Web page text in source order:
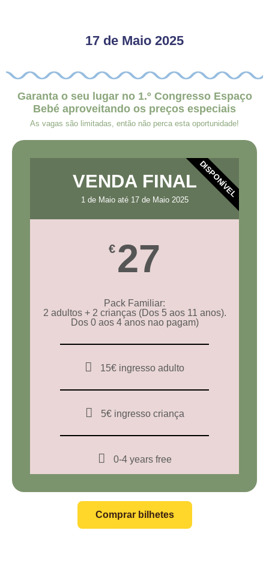
17 de Maio 2025
Garanta o seu lugar no 1.º Congresso Espaço
Bebé aproveitando os preços especiais
As vagas são limitadas, então não perca esta oportunidade!
VENDA FINAL
1 de Maio até 17 de Maio 2025
€ 27
Pack Familiar:
2 adultos + 2 crianças (Dos 5 aos 11 anos).
Dos 0 aos 4 anos nao pagam)
15€ ingresso adulto
5€ ingresso criança
0-4 yearsfree
DISPONÍVEL
Comprar bilhetes